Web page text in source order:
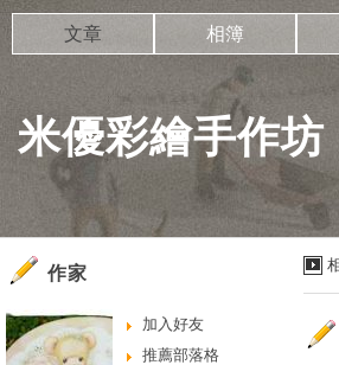
米優彩繪手作坊
文章 相簿
作家
加入好友
推薦部落格